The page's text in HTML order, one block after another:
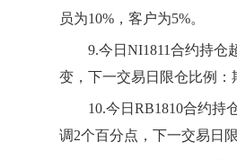
员为10%，客户为5%。
9.今日 NI1811合约持仓
变 ，下一交易日限仓比例
10.今日 RB1810合约持
调2个百分点 ， 下一交易日